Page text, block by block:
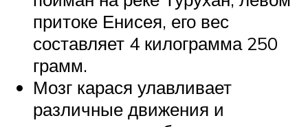
притоке Енисея, его вес
составляет 4 килограмма 250
грамм.
Мозг карася улавливает
различные движения и